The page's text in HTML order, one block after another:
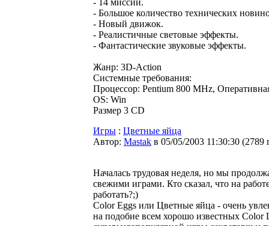
- 14 миссий.
- Большое количество технических
- Новый движок.
- Реалистичные световые эффекты.
- Фантастические звуковые эффекты.
Жанр: 3D-Action
Системные требования:
Процессор: Pentium 800 MHz,
OS: Win
Размер 3 СD
Игры : Цветные яйца
Автор: Мastak в 05/05/2003 11:30:30 (2789
Началась трудовая неделя, но мы
свежими играми. Кто сказал, что на
работать?;)
Color Eggs или Цветные яйца - очень
на подобие всем хорошо известных Color